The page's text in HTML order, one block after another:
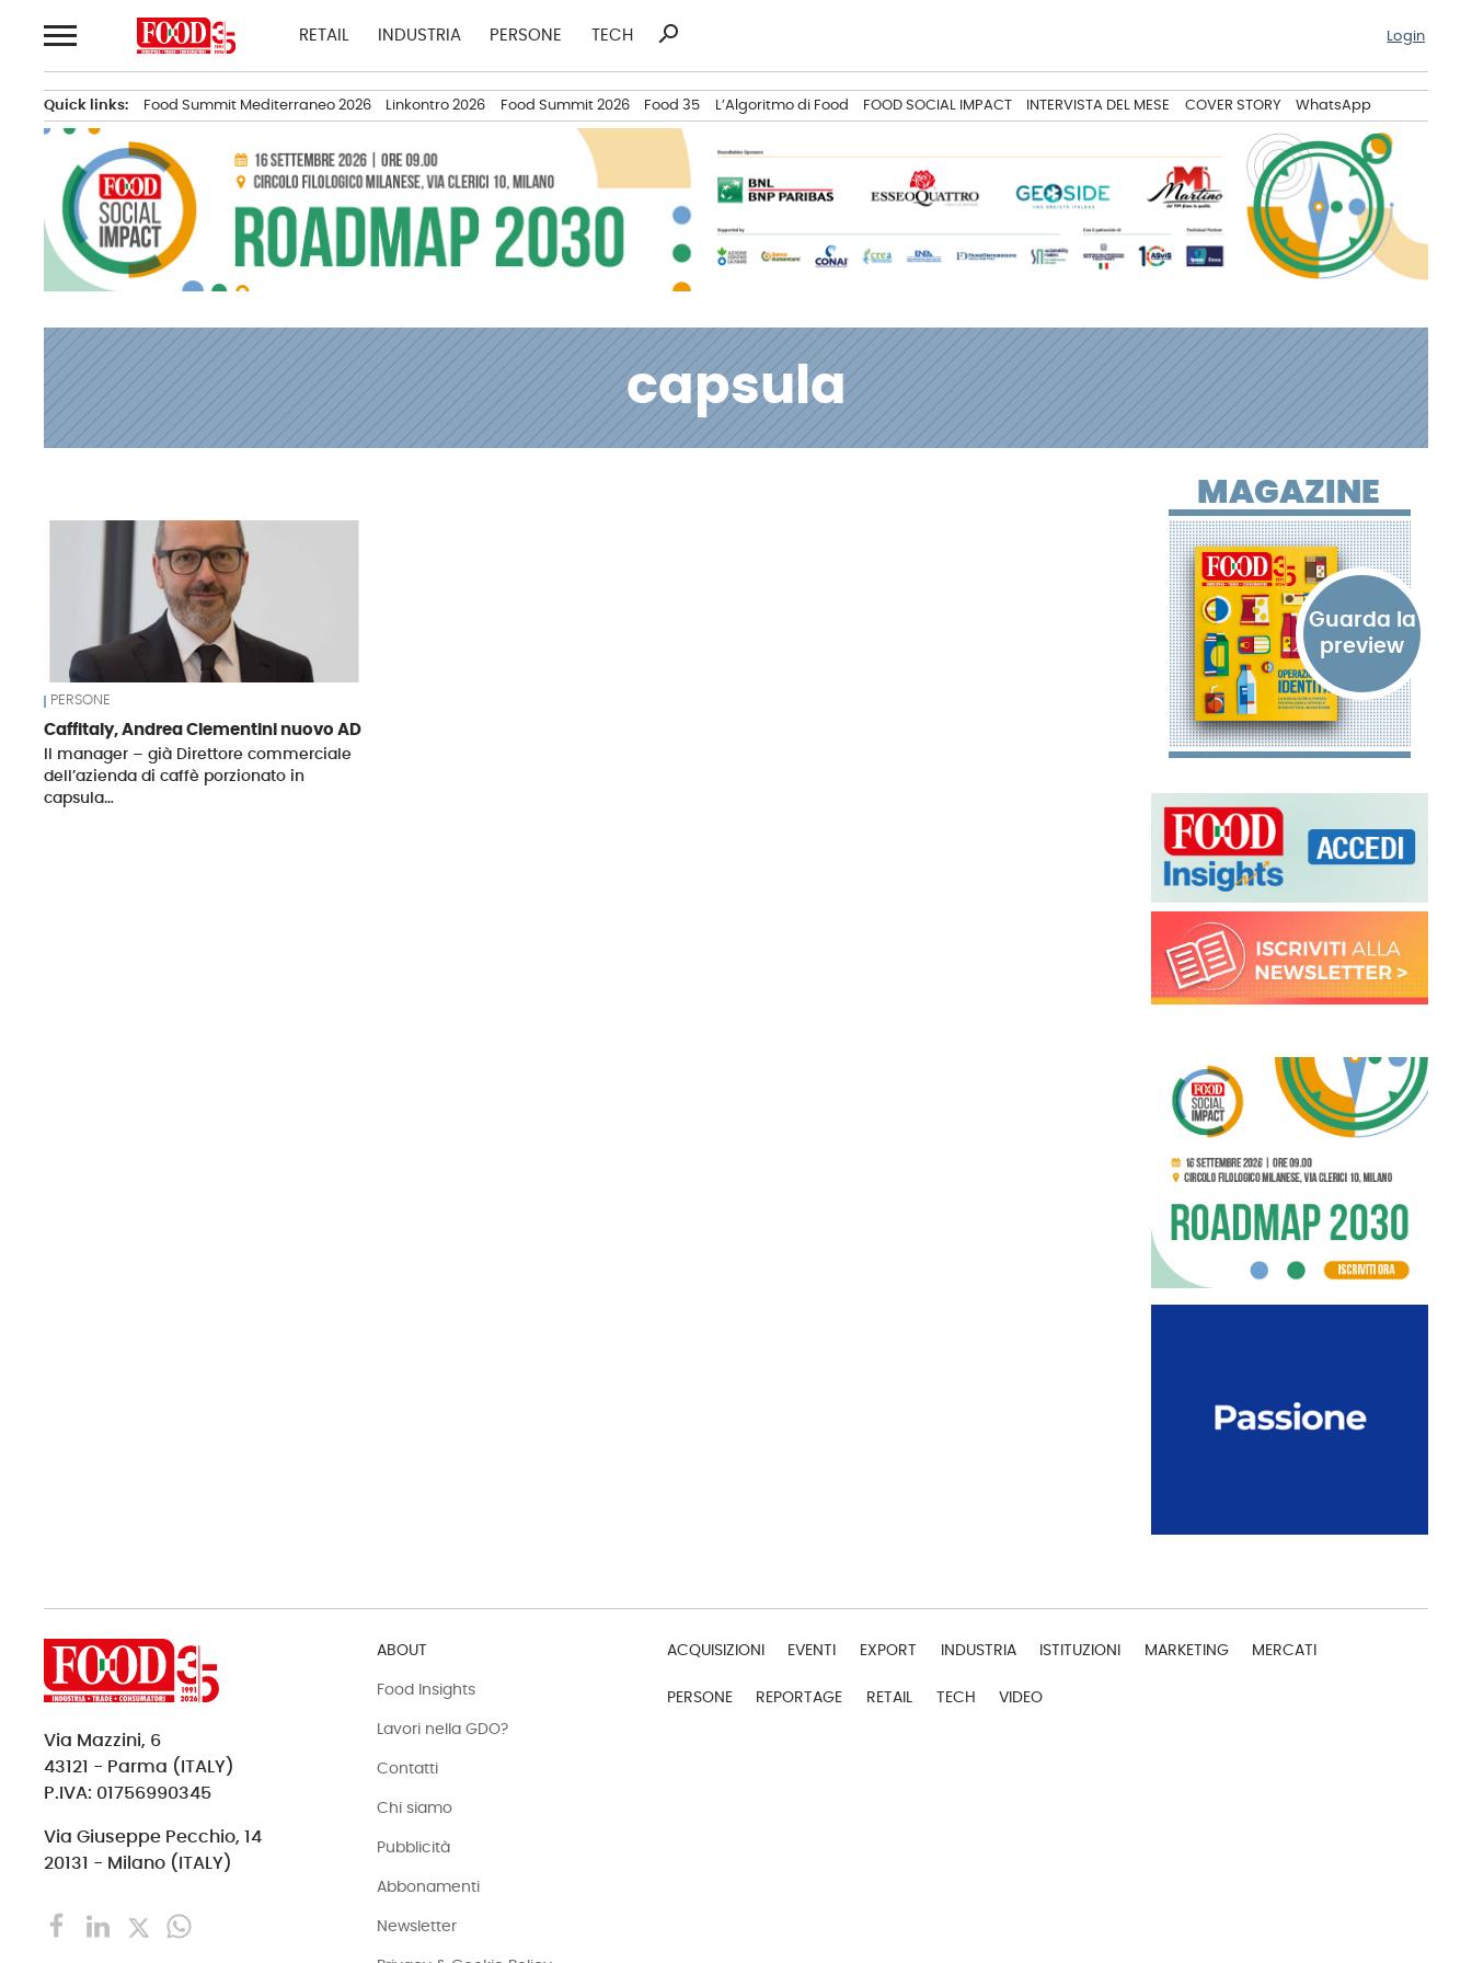
al
RETAIL INDUSTRIA PERSONE TECH
Ricerca
search Login
Quick links: Food Summit Mediterraneo 2026 Linkontro 2026 Food Summit 2026 Food 35 L’Algoritmo di Food FOOD SOCIAL IMPACT INTERVISTA DEL MESE COVER STORY WhatsApp
capsula
PERSONE
Caffitaly, Andrea Clementini nuovo AD
Il manager – già Direttore commerciale
dell’azienda di caffè porzionato in
capsula…
MAGAZINE
Via Mazzini, 6
43121 - Parma (ITALY)
P.IVA: 01756990345
Via Giuseppe Pecchio, 14
20131 - Milano (ITALY)
ABOUT
Food Insights
Lavori nella GDO?
Contatti
Chi siamo
Pubblicità
Abbonamenti
Newsletter
ACQUISIZIONI EVENTI EXPORT INDUSTRIA ISTITUZIONI MARKETING MERCATI
PERSONE REPORTAGE RETAIL TECH VIDEO